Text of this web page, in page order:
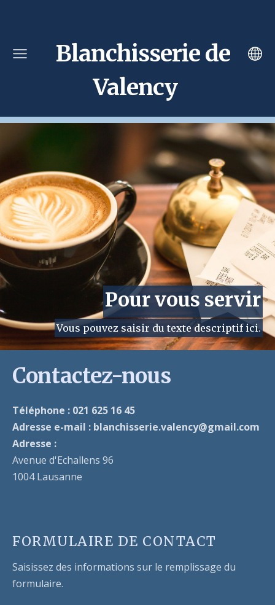
Blanchisserie de
Valency
Pour vous servir
Vous pouvez saisir du texte descriptif ici.
Contactez-nous
Téléphone : 021 625 16 45
Adresse e-mail : blanchisserie.valency@gmail.com
Adresse :
Avenue d'Echallens 96
1004 Lausanne
FORMULAIRE DE CONTACT
Saisissez des informations sur le remplissage du
formulaire.